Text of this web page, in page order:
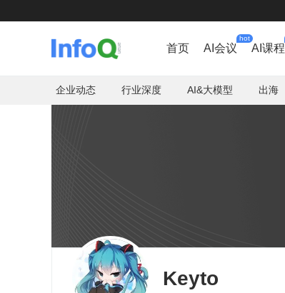
首页 AI会议
hot
AI课程
企业动态 行业深度 AI&大模型 出海
Keyto